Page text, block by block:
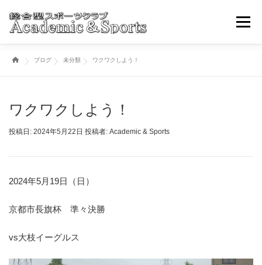
メニュ
トップページ アカスポについて
ブログ・ニュースその他 取引学校・幼稚園
ブログ 未分類 ワクワクしよう！
ワクワクしよう！
投稿日: 2024年5月22日 投稿者: Academic & Sports
2024年5月19日（日）
京都市長旗杯 準々決勝
vs大枝イーグルス